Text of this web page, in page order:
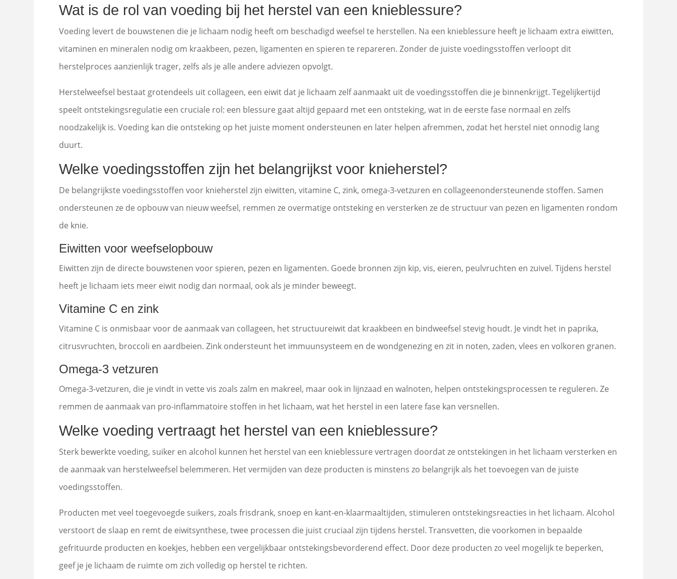
Wat is de rol van voeding bij het herstel van een knieblessure?
Voeding levert de bouwstenen die je lichaam nodig heeft om beschadigd weefsel te herstellen. Na een knieblessure heeft je lichaam extra eiwitten,
vitaminen en mineralen nodig om kraakbeen, pezen, ligamenten en spieren te repareren. Zonder de juiste voedingsstoffen verloopt dit
herstelproces aanzienlijk trager, zelfs als je alle andere adviezen opvolgt.
Herstelweefsel bestaat grotendeels uit collageen, een eiwit dat je lichaam zelf aanmaakt uit de voedingsstoffen die je binnenkrijgt. Tegelijkertijd
speelt ontstekingsregulatie een cruciale rol: een blessure gaat altijd gepaard met een ontsteking, wat in de eerste fase normaal en zelfs
noodzakelijk is. Voeding kan die ontsteking op het juiste moment ondersteunen en later helpen afremmen, zodat het herstel niet onnodig lang
duurt.
Welke voedingsstoffen zijn het belangrijkst voor knieherstel?
De belangrijkste voedingsstoffen voor knieherstel zijn eiwitten, vitamine C, zink, omega-3-vetzuren en collageenondersteunende stoffen. Samen
ondersteunen ze de opbouw van nieuw weefsel, remmen ze overmatige ontsteking en versterken ze de structuur van pezen en ligamenten rondom
de knie.
Eiwitten voor weefselopbouw
Eiwitten zijn de directe bouwstenen voor spieren, pezen en ligamenten. Goede bronnen zijn kip, vis, eieren, peulvruchten en zuivel. Tijdens herstel
heeft je lichaam iets meer eiwit nodig dan normaal, ook als je minder beweegt.
Vitamine C en zink
Vitamine C is onmisbaar voor de aanmaak van collageen, het structuureiwit dat kraakbeen en bindweefsel stevig houdt. Je vindt het in paprika,
citrusvruchten, broccoli en aardbeien. Zink ondersteunt het immuunsysteem en de wondgenezing en zit in noten, zaden, vlees en volkoren granen.
Omega-3 vetzuren
Omega-3-vetzuren, die je vindt in vette vis zoals zalm en makreel, maar ook in lijnzaad en walnoten, helpen ontstekingsprocessen te reguleren. Ze
remmen de aanmaak van pro-inflammatoire stoffen in het lichaam, wat het herstel in een latere fase kan versnellen.
Welke voeding vertraagt het herstel van een knieblessure?
Sterk bewerkte voeding, suiker en alcohol kunnen het herstel van een knieblessure vertragen doordat ze ontstekingen in het lichaam versterken en
de aanmaak van herstelweefsel belemmeren. Het vermijden van deze producten is minstens zo belangrijk als het toevoegen van de juiste
voedingsstoffen.
Producten met veel toegevoegde suikers, zoals frisdrank, snoep en kant-en-klaarmaaltijden, stimuleren ontstekingsreacties in het lichaam. Alcohol
verstoort de slaap en remt de eiwitsynthese, twee processen die juist cruciaal zijn tijdens herstel. Transvetten, die voorkomen in bepaalde
gefrituurde producten en koekjes, hebben een vergelijkbaar ontstekingsbevorderend effect. Door deze producten zo veel mogelijk te beperken,
geef je je lichaam de ruimte om zich volledig op herstel te richten.